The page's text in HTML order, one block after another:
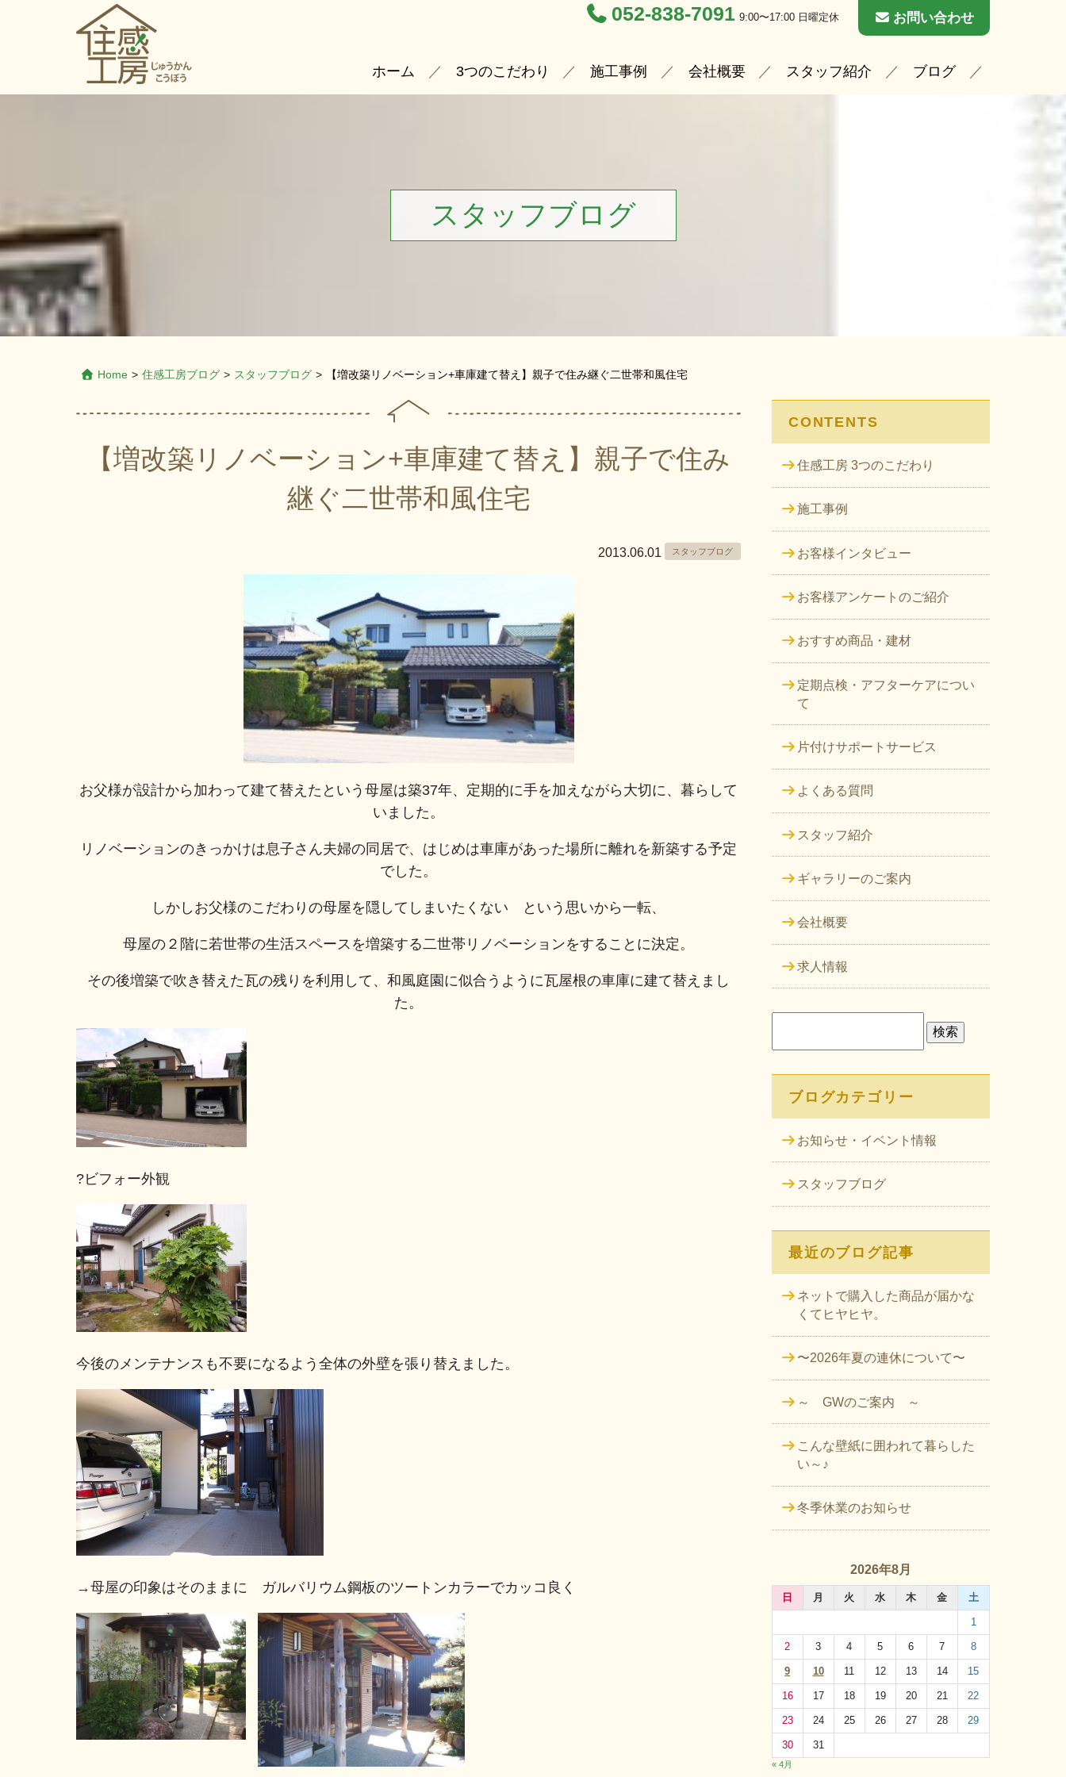
052-838-7091 9:00〜17:00 日曜定休 お問い合わせ
ホーム 3つのこだわり 施工事例 会社概要 スタッフ紹介 ブログ
スタッフブログ
Home > 住感工房ブログ > スタッフブログ > 【増改築リノベーション+車庫建て替え】親子で住み継ぐ二世帯和風住宅
【増改築リノベーション+車庫建て替え】親子で住み
継ぐ二世帯和風住宅
2013.06.01 スタッフブログ
お父様が設計から加わって建て替えたという母屋は築37年、定期的に手を加えながら大切に、暮らして
いました。
リノベーションのきっかけは息子さん夫婦の同居で、はじめは車庫があった場所に離れを新築する予定
でした。
しかしお父様のこだわりの母屋を隠してしまいたくない という思いから一転、
母屋の２階に若世帯の生活スペースを増築する二世帯リノベーションをすることに決定。
その後増築で吹き替えた瓦の残りを利用して、和風庭園に似合うように瓦屋根の車庫に建て替えまし
た。
?ビフォー外観
今後のメンテナンスも不要になるよう全体の外壁を張り替えました。
→母屋の印象はそのままに ガルバリウム鋼板のツートンカラーでカッコ良く
CONTENTS
住感工房 3つのこだわり
施工事例
お客様インタビュー
お客様アンケートのご紹介
おすすめ商品・建材
定期点検・アフターケアについ
て
片付けサポートサービス
よくある質問
スタッフ紹介
ギャラリーのご案内
会社概要
求人情報
ブログカテゴリー
お知らせ・イベント情報
スタッフブログ
最近のブログ記事
ネットで購入した商品が届かな
くてヒヤヒヤ。
〜2026年夏の連休について〜
～ GWのご案内 ～
こんな壁紙に囲われて暮らした
い～♪
冬季休業のお知らせ
2026年8月
日 月 火 水 木 金 土
1
2 3 4 5 6 7 8
9 10 11 12 13 14 15
16 17 18 19 20 21 22
23 24 25 26 27 28 29
30 31
« 4月